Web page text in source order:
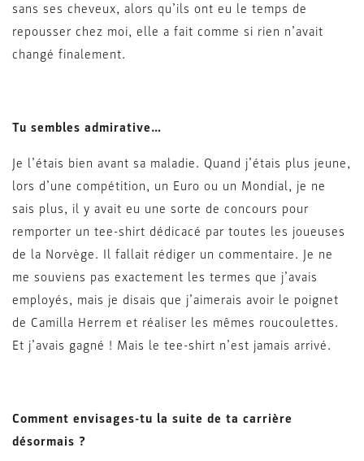
sans ses cheveux, alors qu’ils ont eu le temps de
repousser chez moi, elle a fait comme si rien n’avait
changé finalement.
Tu sembles admirative…
Je l’étais bien avant sa maladie. Quand j’étais plus jeune,
lors d’une compétition, un Euro ou un Mondial, je ne
sais plus, il y avait eu une sorte de concours pour
remporter un tee-shirt dédicacé par toutes les joueuses
de la Norvège. Il fallait rédiger un commentaire. Je ne
me souviens pas exactement les termes que j’avais
employés, mais je disais que j’aimerais avoir le poignet
de Camilla Herrem et réaliser les mêmes roucoulettes.
Et j’avais gagné ! Mais le tee-shirt n’est jamais arrivé.
Comment envisages-tu la suite de ta carrière
désormais ?